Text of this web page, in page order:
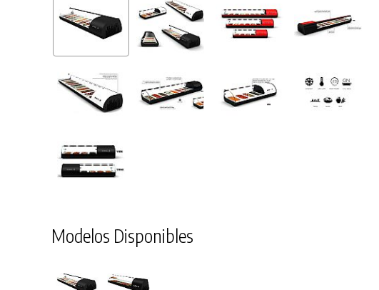
Modelos Disponibles